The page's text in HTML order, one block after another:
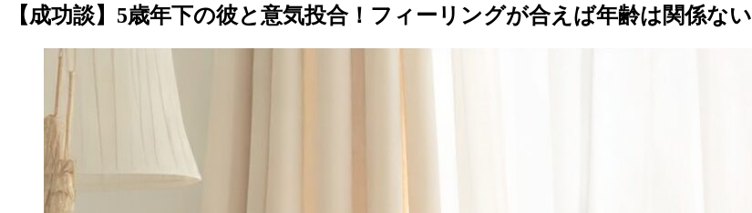
【成功談】5歳年下の彼と意気投合！フィーリングが合えば年齢は関係ない